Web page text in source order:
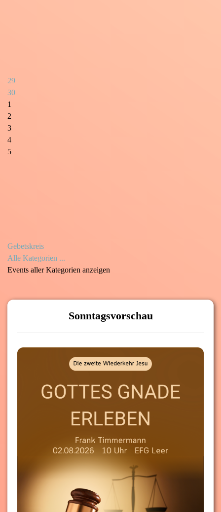
29
30
1
2
3
4
5
Gebetskreis
Alle Kategorien ...
Events aller Kategorien anzeigen
Sonntagsvorschau